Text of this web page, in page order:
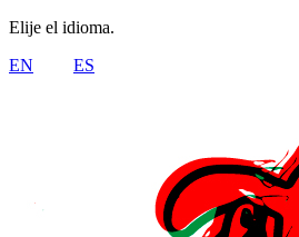
Elije el idioma.
EN
ES